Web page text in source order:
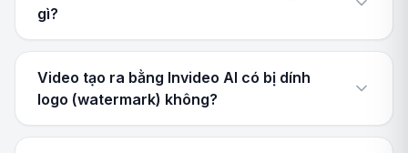
gì?
Video tạo ra bằng Invideo AI có bị dính
logo (watermark) không?